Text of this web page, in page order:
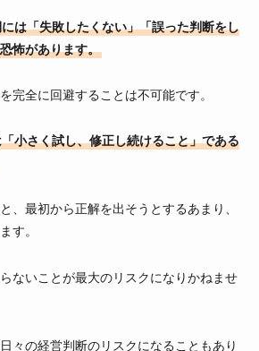
は「失敗したくない」「誤った判断をし
怖があります。
完全に回避することは不可能です。
小さく試し、修正し続けること」である
、最初から正解を出そうとするあまり、
す。
ないことが最大のリスクになりかねませ
々の経営判断のリスクになることもあり